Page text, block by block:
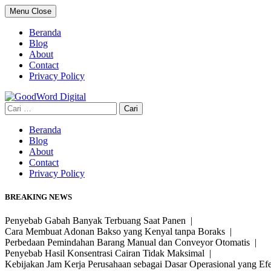
Skip
to
content
Menu Close
Beranda
Blog
About
Contact
Privacy Policy
Cari
untuk:
Beranda
Blog
About
Contact
Privacy Policy
BREAKING NEWS
Penyebab Gabah Banyak Terbuang Saat Panen |
Cara Membuat Adonan Bakso yang Kenyal tanpa Boraks |
Perbedaan Pemindahan Barang Manual dan Conveyor Otomatis |
Penyebab Hasil Konsentrasi Cairan Tidak Maksimal |
Kebijakan Jam Kerja Perusahaan sebagai Dasar Operasional yang